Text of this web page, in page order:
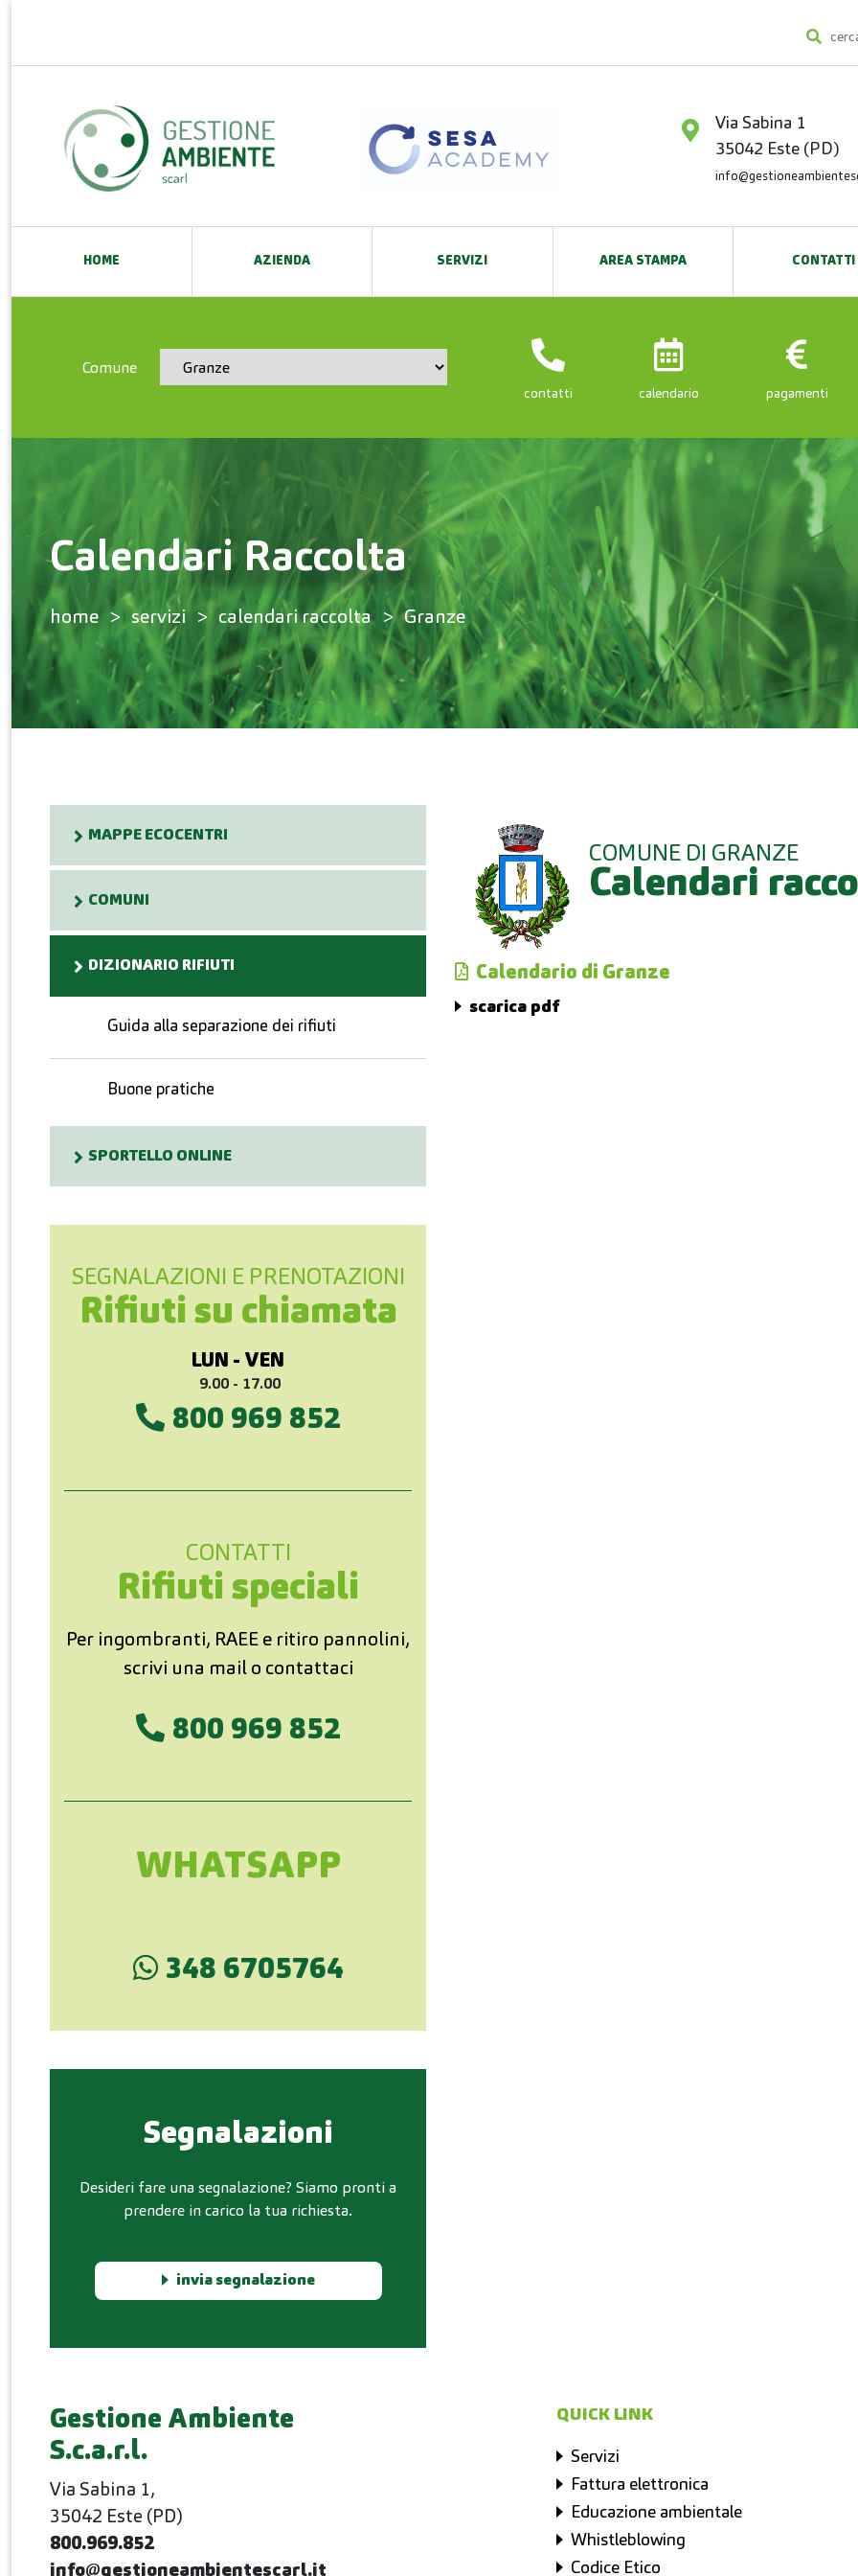
Via Sabina 1
35042 Este (PD)
HOME AZIENDA SERVIZI AREA STAMPA CONTATTI
Comune
contatti calendario pagamenti
Calendari Raccolta
home servizi calendari raccolta Granze
MAPPE ECOCENTRI
COMUNI
DIZIONARIO RIFIUTI
Guida alla separazione dei rifiuti
Buone pratiche
SPORTELLO ONLINE
SEGNALAZIONI E PRENOTAZIONI
Rifiuti su chiamata
LUN - VEN
9.00 - 17.00
800 969 852
CONTATTI
Rifiuti speciali
Per ingombranti, RAEE e ritiro pannolini,
scrivi una mail o contattaci
800 969 852
WHATSAPP
348 6705764
Segnalazioni
Desideri fare una segnalazione? Siamo pronti a
prendere in carico la tua richiesta.
invia segnalazione
COMUNE DI GRANZE
Calendari
Calendario di Granze
scarica pdf
Gestione Ambiente
S.c.a.r.l.
Via Sabina 1,
35042 Este (PD)
800.969.852
info@gestioneambientescarl.it
QUICK LINK
Servizi
Fattura elettronica
Educazione ambientale
Whistleblowing
Codice Etico